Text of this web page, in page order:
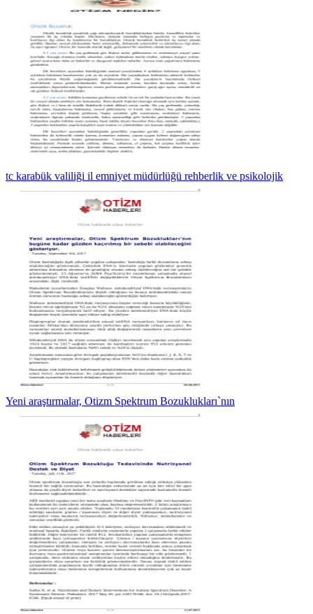
tc karabük valiliği il emniyet müdürlüğü rehberlik ve psikolojik
Yeni araştırmalar, Otizm Spektrum Bozuklukları`nın